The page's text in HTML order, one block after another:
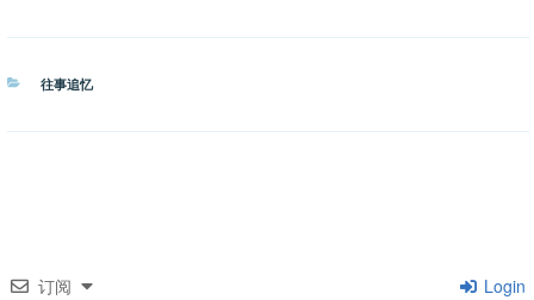
分
往事追忆
订阅 Login